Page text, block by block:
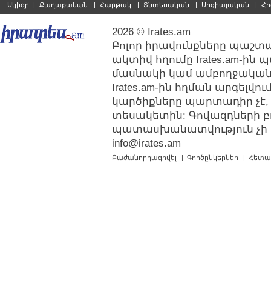
Սկիզբ | Քաղաքական | Հարթակ | Տնտեսական | Սոցիալական |
2026 © Irates.am
Բոլոր իրավունքները
ակտիվ հղումը Irates.am-ին
մասնակի կամ
Irates.am-ին հղման
կարծիքները պարտադիր չէ,
տեսակետին: Գովազդների
պատասխանատվություն չի
info@irates.am
Բաժանորդագրվել | Գործընկերներ |